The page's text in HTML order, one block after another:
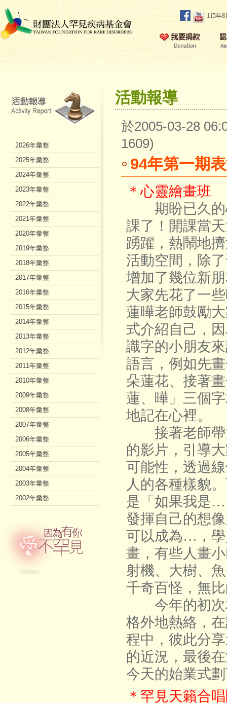
115年
活動報導
於2005-03-28
1609)
94年第一期
＊心靈繪畫班
期盼已久的
課了！開課當
踴躍，熱鬧地
活動空間，除
增加了幾位新
大家先花了一
蓮曄老師鼓勵
式介紹自己，
識字的小朋友
語言，例如先
朵蓮花、接著
蓮、曄」三個
地記在心裡。
接著老師帶
的影片，引導
可能性，透過
人的各種樣貌
是「如果我是
發揮自己的想
可以成為…，
畫，有些人畫
射機、大樹、
千奇百怪，無
今年的初次
格外地熱絡，
程中，彼此分
的近況，最後
今天的始業式
＊罕見天籟合
2026年彙整
2025年彙整
2024年彙整
2023年彙整
2022年彙整
2021年彙整
2020年彙整
2019年彙整
2018年彙整
2017年彙整
2016年彙整
2015年彙整
2014年彙整
2013年彙整
2012年彙整
2011年彙整
2010年彙整
2009年彙整
2008年彙整
2007年彙整
2006年彙整
2005年彙整
2004年彙整
2003年彙整
2002年彙整